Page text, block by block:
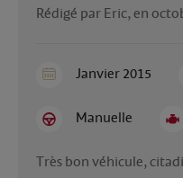
Rédigé par Eric, en
Janvier 2015
Manuelle
Très bon véhicule,